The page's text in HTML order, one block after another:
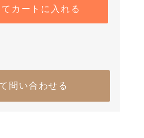
カートに入れる
問い合わせる